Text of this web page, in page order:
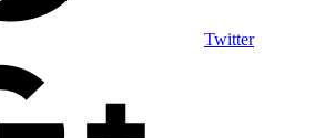
Twitter